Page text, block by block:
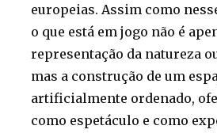
europeias. Assim como
o que está em jogo não é
representação da natureza
mas a construção de um
artificialmente ordenado,
como espetáculo e como